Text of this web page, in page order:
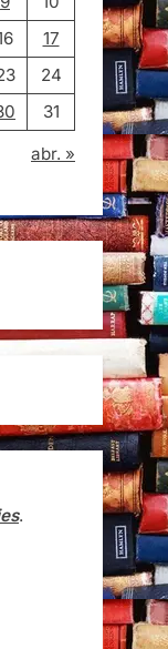
17
24
31
abr. »
.